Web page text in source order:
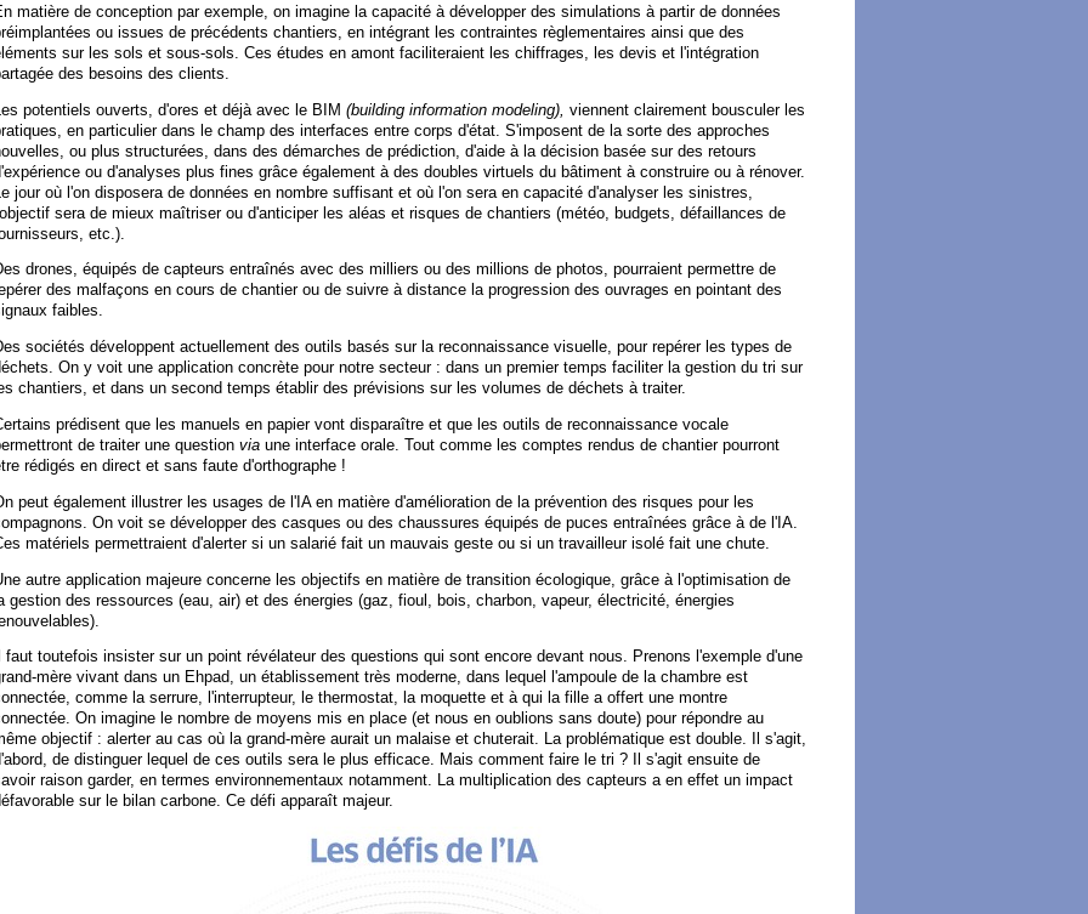
matière de conception par exemple, on imagine la capacité à développer des simulations à partir de données
ou issues de précédents chantiers, en intégrant les contraintes règlementaires ainsi que des
sur les sols et sous-sols. Ces études en amont faciliteraient les chiffrages, les devis et l'intégration
des besoins des clients.
potentiels ouverts, d'ores et déjà avec le BIM (building information modeling), viennent clairement bousculer les
en particulier dans le champ des interfaces entre corps d'état. S'imposent de la sorte des approches
ou plus structurées, dans des démarches de prédiction, d'aide à la décision basée sur des retours
ou d'analyses plus fines grâce également à des doubles virtuels du bâtiment à construire ou à rénover.
jour où l'on disposera de données en nombre suffisant et où l'on sera en capacité d'analyser les sinistres,
sera de mieux maîtriser ou d'anticiper les aléas et risques de chantiers (météo, budgets, défaillances de
etc.).
drones, équipés de capteurs entraînés avec des milliers ou des millions de photos, pourraient permettre de
des malfaçons en cours de chantier ou de suivre à distance la progression des ouvrages en pointant des
faibles.
sociétés développent actuellement des outils basés sur la reconnaissance visuelle, pour repérer les types de
On y voit une application concrète pour notre secteur : dans un premier temps faciliter la gestion du tri sur
chantiers, et dans un second temps établir des prévisions sur les volumes de déchets à traiter.
prédisent que les manuels en papier vont disparaître et que les outils de reconnaissance vocale
de traiter une question via une interface orale. Tout comme les comptes rendus de chantier pourront
rédigés en direct et sans faute d'orthographe !
peut également illustrer les usages de l'IA en matière d'amélioration de la prévention des risques pour les
On voit se développer des casques ou des chaussures équipés de puces entraînées grâce à de l'IA.
matériels permettraient d'alerter si un salarié fait un mauvais geste ou si un travailleur isolé fait une chute.
autre application majeure concerne les objectifs en matière de transition écologique, grâce à l'optimisation de
gestion des ressources (eau, air) et des énergies (gaz, fioul, bois, charbon, vapeur, électricité, énergies
Il faut toutefois insister sur un point révélateur des questions qui sont encore devant nous. Prenons l'exemple d'une
mère vivant dans un Ehpad, un établissement très moderne, dans lequel l'ampoule de la chambre est
comme la serrure, l'interrupteur, le thermostat, la moquette et à qui la fille a offert une montre
On imagine le nombre de moyens mis en place (et nous en oublions sans doute) pour répondre au
objectif : alerter au cas où la grand-mère aurait un malaise et chuterait. La problématique est double. Il s'agit,
de distinguer lequel de ces outils sera le plus efficace. Mais comment faire le tri ? Il s'agit ensuite de
raison garder, en termes environnementaux notamment. La multiplication des capteurs a en effet un impact
sur le bilan carbone. Ce défi apparaît majeur.